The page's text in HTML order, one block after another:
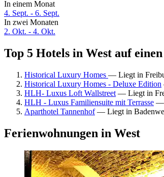
In einem Monat
4. Sept. - 6. Sept.
In zwei Monaten
2. Okt. - 4. Okt.
Top 5 Hotels in West auf
Historical Luxury Homes — Liegt in
Historical Luxury Homes - Deluxe Edition
HLH- Luxus Loft Wallstreet — Liegt in
HLH - Luxus Familiensuite mit Terrasse —
Aparthotel Tannenhof— Liegt in
Ferienwohnungen in West